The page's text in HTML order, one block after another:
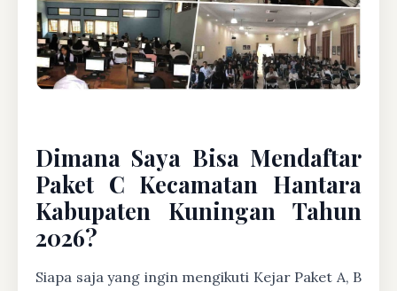
Dimana Saya Bisa Mendaftar
Paket C Kecamatan Hantara
Kabupaten Kuningan Tahun
2026?
Siapa saja yang ingin mengikuti Kejar Paket A, B